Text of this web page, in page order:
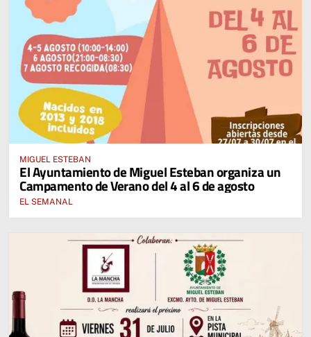
MIGUEL ESTEBAN
El Ayuntamiento de Miguel Esteban organiza un
Campamento de Verano del 4 al 6 de agosto
EL SEMANAL